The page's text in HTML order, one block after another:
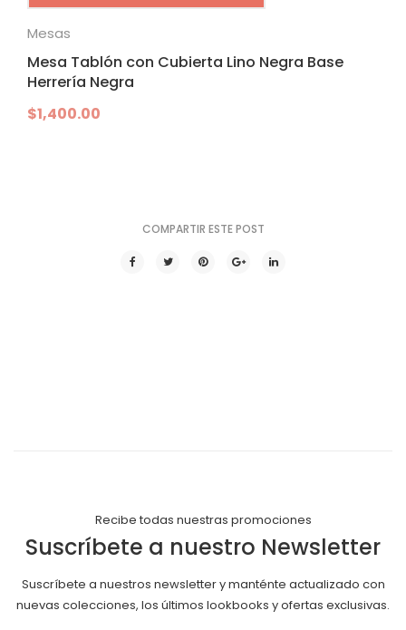
Mesas
Mesa Tablón con Cubierta Lino Negra Base
Herrería Negra
$1,400.00
COMPARTIR ESTE POST
Recibe todas nuestras promociones
Suscríbete a nuestro Newsletter
Suscríbete a nuestros newsletter y manténte actualizado con
nuevas colecciones, los últimos lookbooks y ofertas exclusivas.